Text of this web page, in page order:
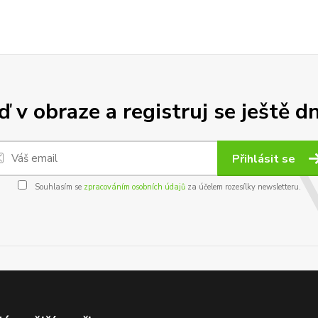
v obraze a registruj se ještě
Přihlásit se
Souhlasím se zpracováním osobních údajůza účelem rozesílky newsletteru.